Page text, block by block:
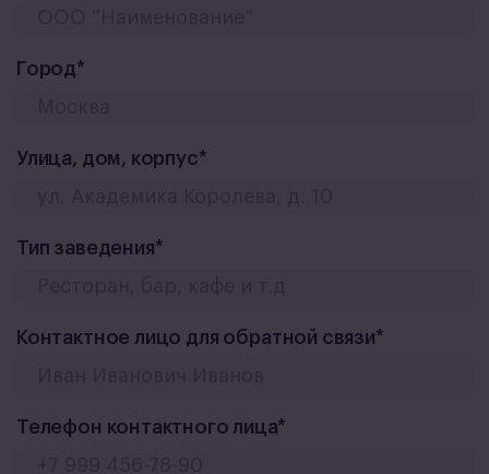
Город*
Улица, дом, корпус*
Тип заведения*
Контактное лицо для обратной связи*
Телефон контактного лица*